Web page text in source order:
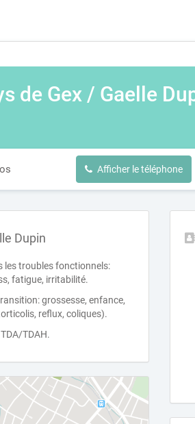
de Gex / Gaelle
Afficher le téléphone
Dupin
les troubles fonctionnels:
fatigue, irritabilité.
grossesse, enfance,
reflux, coliques).
TDAH.